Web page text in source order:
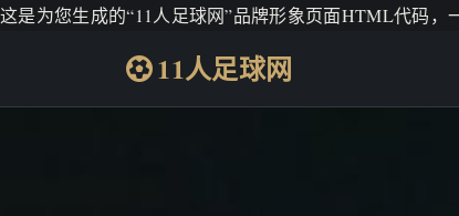
这是为您生成的“11人足球网”品牌形象页面HTML代码，
11人足球网